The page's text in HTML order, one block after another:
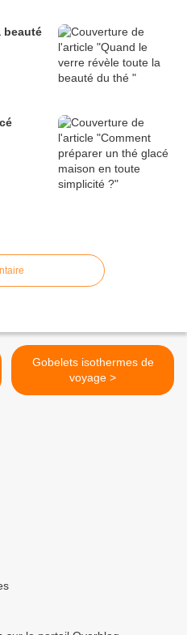
beauté
Gobelets isothermes de
voyage >